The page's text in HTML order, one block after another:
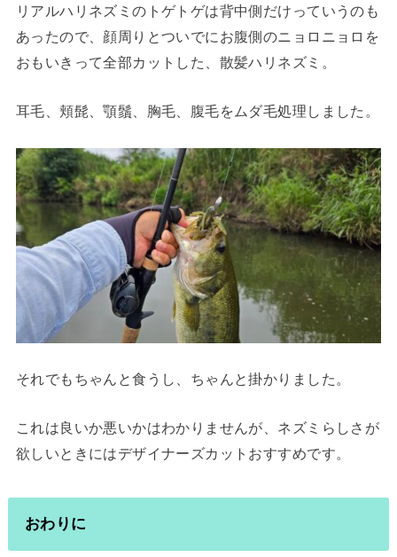
リアルハリネズミのトゲトゲは背中側だけっていうのも
あったので、顔周りとついでにお腹側のニョロニョロを
おもいきって全部カットした、散髪ハリネズミ。
耳毛、頬髭、顎鬚、胸毛、腹毛をムダ毛処理しました。
それでもちゃんと食うし、ちゃんと掛かりました。
これは良いか悪いかはわかりませんが、ネズミらしさが
欲しいときにはデザイナーズカットおすすめです。
おわりに